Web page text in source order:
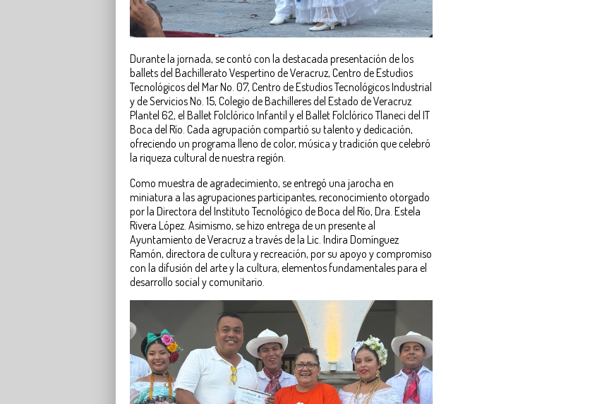
Durante la jornada, se contó con la destacada presentación de los
ballets del Bachillerato Vespertino de Veracruz, Centro de Estudios
Tecnológicos del Mar No. 07, Centro de Estudios Tecnológicos Industrial
y de Servicios No. 15, Colegio de Bachilleres del Estado de Veracruz
Plantel 62, el Ballet Folclórico Infantil y el Ballet Folclórico Tlaneci del IT
Boca del Río. Cada agrupación compartió su talento y dedicación,
ofreciendo un programa lleno de color, música y tradición que celebró
la riqueza cultural de nuestra región.
Como muestra de agradecimiento, se entregó una jarocha en
miniatura a las agrupaciones participantes, reconocimiento otorgado
por la Directora del Instituto Tecnológico de Boca del Río, Dra. Estela
Rivera López. Asimismo, se hizo entrega de un presente al
Ayuntamiento de Veracruz a través de la Lic. Indira Domínguez
Ramón, directora de cultura y recreación, por su apoyo y compromiso
con la difusión del arte y la cultura, elementos fundamentales para el
desarrollo social y comunitario.